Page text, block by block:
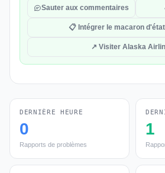
Sauter aux commentaires
📋 Intégrer le macaron
↗ Visiter Alaska
DERNIÈRE HEURE
0
Rapports de problèmes
1